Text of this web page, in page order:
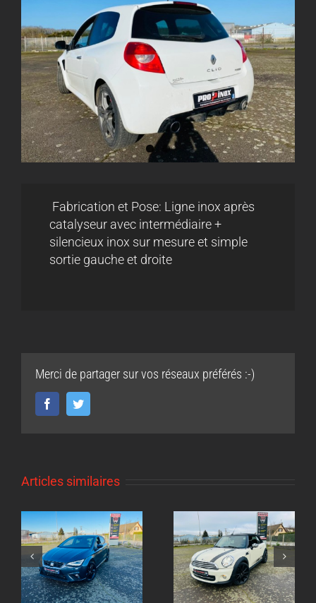
Fabrication et Pose: Ligne inox après
catalyseur avec intermédiaire +
silencieux inox sur mesure et simple
sortie gauche et droite
Merci de partager sur vos réseaux préférés :-)
FacebookTwitter
Articles similaires
Echappement inox
sur mesure Mini
Cooper 1.6l
Echappement inox
sur mesure
Volkswagen Golf 8
GTI